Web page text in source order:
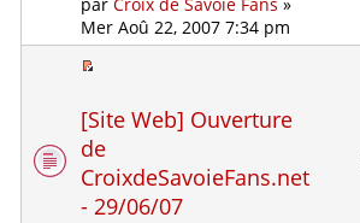
parCroix de Savoie Fans »
Mer Aoû 22, 2007 7:34 pm
[Site Web] Ouverture
de
CroixdeSavoieFans.net
- 29/06/07